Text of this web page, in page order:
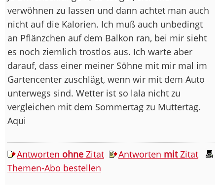
verwöhnen zu lassen und dann achtet man auch
nicht auf die Kalorien. Ich muß auch unbedingt
an Pflänzchen auf dem Balkon ran, bei mir sieht
es noch ziemlich trostlos aus. Ich warte aber
darauf, dass einer meiner Söhne mit mir mal im
Gartencenter zuschlägt, wenn wir mit dem Auto
unterwegs sind. Wetter ist so lala nicht zu
vergleichen mit dem Sommertag zu Muttertag.
Aqui
Antworten ohne Zitat Antworten mitZitat
Themen-Abo bestellen